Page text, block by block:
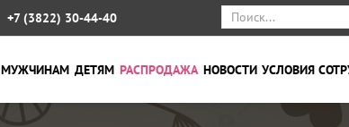
+7 (3822) 30-44-40
МУЖЧИНАМ ДЕТЯМ РАСПРОДАЖА НОВОСТИ УСЛОВИЯ